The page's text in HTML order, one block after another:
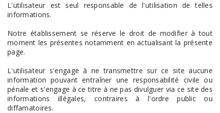
L'utilisateur est seul responsable de l'utilisation de telles
informations.
Notre établissement se réserve le droit de modifier à tout
moment les présentes notamment en actualisant la présente
page.
L'utilisateur s'engage à ne transmettre sur ce site aucune
information pouvant entraîner une responsabilité civile ou
pénale et s'engage à ce titre à ne pas divulguer via ce site des
informations illégales, contraires à l'ordre public ou
diffamatoires.